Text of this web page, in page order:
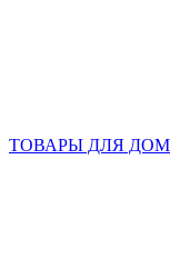
ТОВАРЫ ДЛЯ